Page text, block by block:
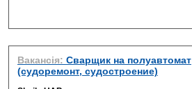
Вакансія: Сварщик на полуавтомат
(судоремонт, судостроение)